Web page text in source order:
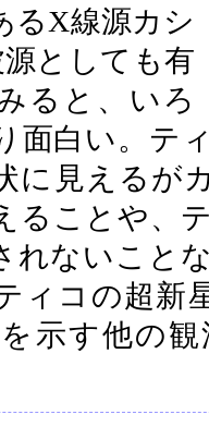
るX線源カシ
としても有
ると、いろ
面白い。テ
に見えるが
ることや、
れないこと
ィコの超新
示す他の